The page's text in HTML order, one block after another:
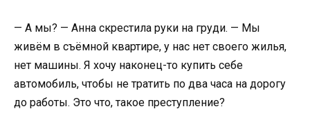
— А мы? — Анна скрестила руки на груди. — Мы
живём в съёмной квартире, у нас нет своего жилья,
нет машины. Я хочу наконец-то купить себе
автомобиль, чтобы не тратить по два часа на дорогу
до работы. Это что, такое преступление?